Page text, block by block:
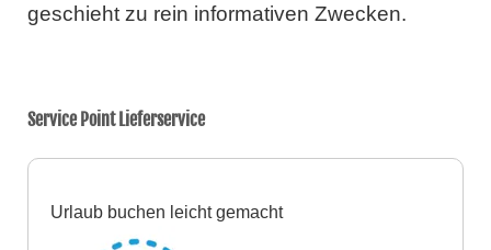
geschieht zu rein informativen Zwecken.
Service Point Lieferservice
Urlaub buchen leicht gemacht